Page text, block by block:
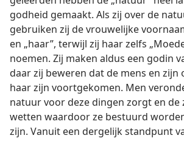
godheid gemaakt. Als zij over de
gebruiken zij de vrouwelijke
en „haar”, terwijl zij haar zelfs
noemen. Zij maken aldus een godin
daar zij beweren dat de mens en zijn
haar zijn voortgekomen. Men
natuur voor deze dingen zorgt en de
wetten waardoor ze bestuurd
zijn. Vanuit een dergelijk standpunt